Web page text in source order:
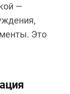
—
Это